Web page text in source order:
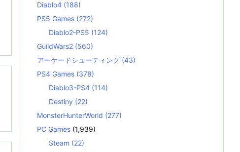
Diablo4 (188)
PS5 Games (272)
Diablo2-PS5 (124)
GuildWars2 (560)
アーケードシューティング (43)
PS4 Games (378)
Diablo3-PS4 (114)
Destiny (22)
MonsterHunterWorld (277)
PC Games (1,939)
Steam (22)